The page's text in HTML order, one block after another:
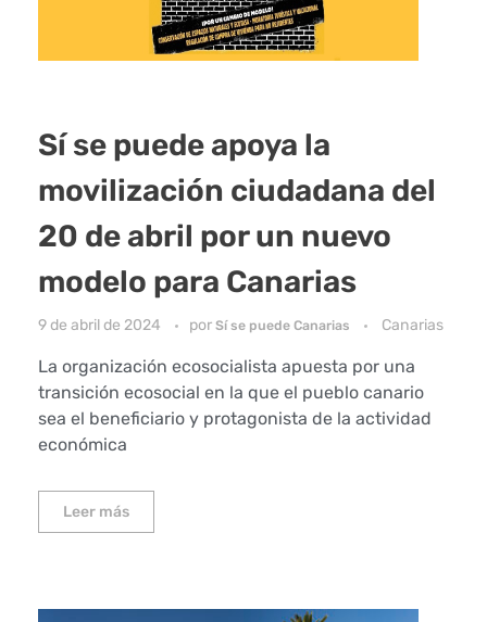
Sí se puede apoya la
movilización ciudadana del
20 de abril por un nuevo
modelo para Canarias
9 de abril de 2024 por Sí se puede Canarias Canarias
La organización ecosocialista apuesta por una
transición ecosocial en la que el pueblo canario
sea el beneficiario y protagonista de la actividad
económica
Leer más